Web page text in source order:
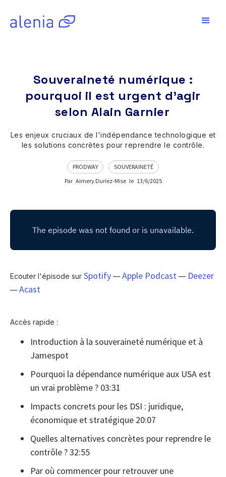
Souveraineté numérique :
pourquoi il est urgent d'agir
selon Alain Garnier
Les enjeux cruciaux de l'indépendance technologique et
les solutions concrètes pour reprendre le contrôle.
PRODWAY
SOUVERAINETÉ
Par Aimery Duriez-Mise le 13/6/2025
Ecouter l'épisode sur Spotify — Apple Podcast — Deezer
— Acast
Accès rapide :
Introduction à la souveraineté numérique et à
Jamespot
Pourquoi la dépendance numérique aux USA est
un vrai problème ? 03:31
Impacts concrets pour les DSI : juridique,
économique et stratégique 20:07
Quelles alternatives concrètes pour reprendre le
contrôle ? 32:55
Par où commencer pour retrouver une